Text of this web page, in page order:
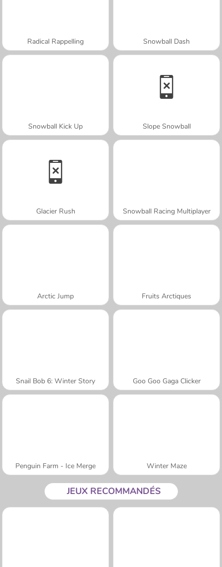
Radical Rappelling Snowball Dash
Snowball Kick Up Slope Snowball
Glacier Rush Snowball Racing Multiplayer
Arctic Jump Fruits Arctiques
Snail Bob 6: Winter Story Goo Goo Gaga Clicker
Penguin Farm - Ice Merge Winter Maze
JEUX RECOMMANDÉS